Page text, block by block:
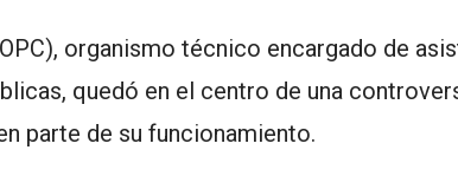
organismo técnico encargado de
quedó en el centro de una
parte de su funcionamiento.